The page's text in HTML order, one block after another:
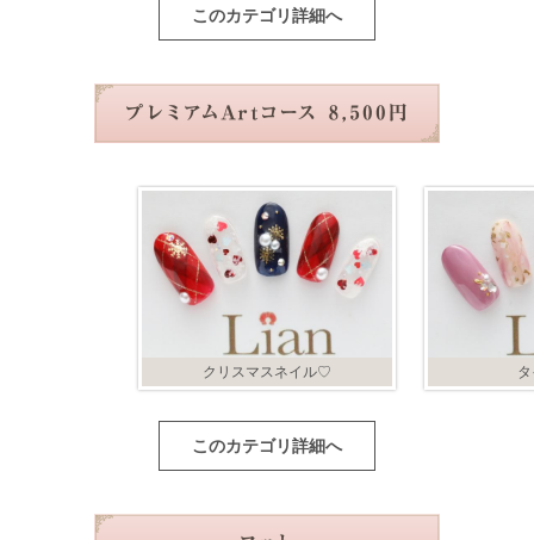
このカテゴリ詳細へ
クリスマスネイル♡
このカテゴリ詳細へ